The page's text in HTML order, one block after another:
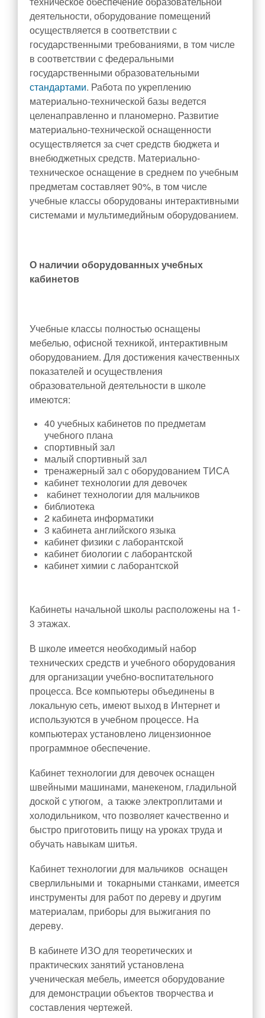
Объявления для родителей
Прием в 1 класс
Выбор модуля ОРКСЭ
ТПМПК
Электронный дневник
Ежедневное меню
Расписание занятий
Медицинский кабинет
Обратная связь
Вопрос/Ответ
Ответы на часто задаваемые вопросы
Новости Минпросвещения России
Расписание занятий
Введение ФГОС СОО
Государственная итоговая аттестация (ГИА)
Итоговое собеседование (ИС-9)
Итоговое сочинение (ИС-11)
Всероссийские проверочные работы
Всероссийская олимпиада школьников
Функциональная грамотность
Проектная деятельность
Конкурсы , олимпиады
Инновационная деятельность
Методическая копилка
Разработки уроков
Штаб воспитательной работы
Классные руководители
Документация
Профориентация
Разговоры о важном
Профилактика детского дорожно-транспортного травматизма
Профилактика негативных явлений среди
несовершеннолетних
Первичное отделение РДДМ «Движение первых»
Всероссийский конкурс «Большая перемена»
Школьная жизнь
Достижения педагогического коллектива
Достижения обучающихся
Наши события
Школьные предметные недели
Спортивные события
Готов к труду и обороне
ЦОС
Наставничество
деятельности, оборудование помещений
осуществляется в соответствии с
государственными требованиями, в том числе
в соответствии с федеральными
государственными образовательными
стандартами. Работа по укреплению
материально-технической базы ведется
целенаправленно и планомерно. Развитие
материально-технической оснащенности
осуществляется за счет средств бюджета и
внебюджетных средств. Материально-
техническое оснащение в среднем по учебным
предметам составляет 90%, в том числе
учебные классы оборудованы интерактивными
системами и мультимедийным оборудованием.
О наличии оборудованных учебных
кабинетов
Учебные классы полностью оснащены
мебелью, офисной техникой, интерактивным
оборудованием. Для достижения качественных
показателей и осуществления
образовательной деятельности в школе
имеются:
40 учебных кабинетов по предметам
учебного плана
спортивный зал
малый спортивный зал
тренажерный зал с оборудованием ТИСА
кабинет технологии для девочек
кабинет технологии для мальчиков
библиотека
2 кабинета информатики
3 кабинета английского языка
кабинет физики с лаборантской
кабинет биологии с лаборантской
кабинет химии с лаборантской
Кабинеты начальной школы расположены на 1-
3 этажах.
В школе имеется необходимый набор
технических средств и учебного оборудования
для организации учебно-воспитательного
процесса. Все компьютеры объединены в
локальную сеть, имеют выход в Интернет и
используются в учебном процессе. На
компьютерах установлено лицензионное
программное обеспечение.
Кабинет технологии для девочек оснащен
швейными машинами, манекеном, гладильной
доской с утюгом, а также электроплитами и
холодильником, что позволяет качественно и
быстро приготовить пищу на уроках труда и
обучать навыкам шитья.
Кабинет технологии для мальчиков оснащен
сверлильными и токарными станками, имеется
инструменты для работ по дереву и другим
материалам, приборы для выжигания по
дереву.
В кабинете ИЗО для теоретических и
практических занятий установлена
ученическая мебель, имеется оборудование
для демонстрации объектов творчества и
составления чертежей.